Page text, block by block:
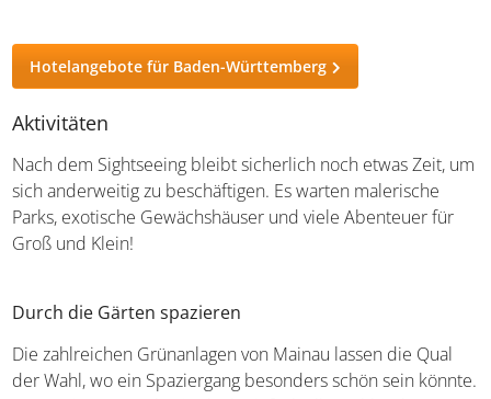
ein klarer Kontrast zur sonst so märchenhaften Schönheit
von Mainau.
Aktivitäten
Nach dem Sightseeing bleibt sicherlich noch etwas Zeit,
Abenteuer für Groß und Klein!
Durch die Gärten spazieren